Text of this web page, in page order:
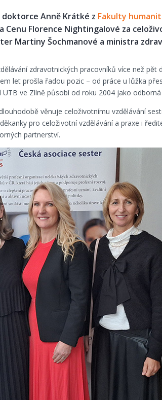
Anně Krátké z Fakulty
Florence Nightingalové za
Martiny Šochmanové a ministra
zdravotnických pracovníků více než
let prošla řadou pozic – od práce u lůžka
ve Zlíně působí od roku 2004 jako
věnuje celoživotnímu vzdělávání
pro celoživotní vzdělávání a praxe i
partnerství.